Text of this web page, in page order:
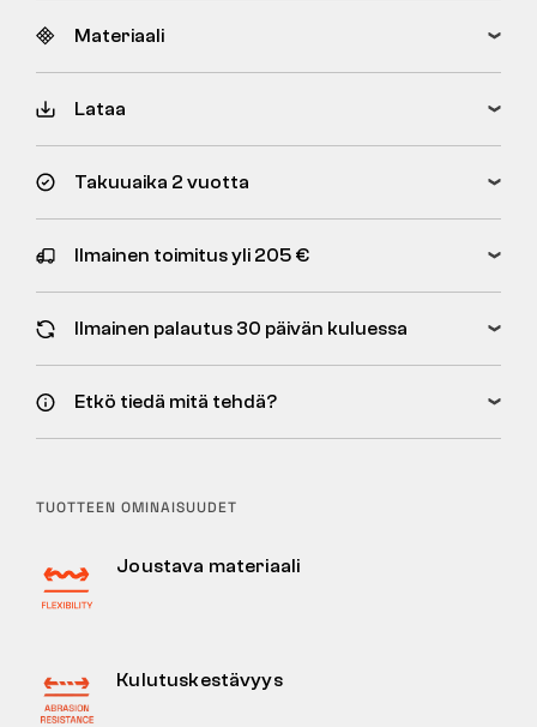
Materiaali
Lataa
Takuuaika 2 vuotta
Ilmainen toimitus yli 205 €
Ilmainen palautus 30 päivän kuluessa
Etkö tiedä mitä tehdä?
TUOTTEEN OMINAISUUDET
Joustava materiaali
Kulutuskestävyys